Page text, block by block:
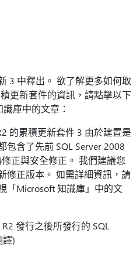
3 中釋出。 欲了解更多如何取
更新套件的資訊，請點擊以下
庫中的文章：
的累積更新套件 3 由於建置是
包含了先前 SQL Server 2008
正與安全修正。 我們建議您
修正版本。 如需詳細資訊，請
「Microsoft 知識庫」中的文
發行之後所發行的 SQL
譯)